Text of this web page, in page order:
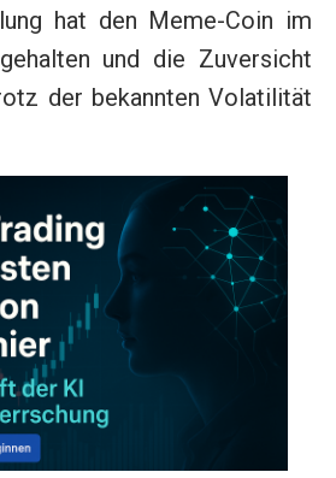
hat den Meme-Coin im
und die Zuversicht
der bekannten Volatilität